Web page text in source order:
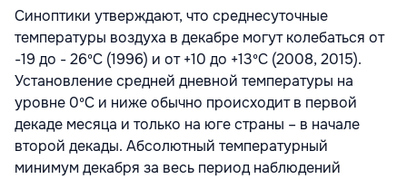
Синоптики утверждают, что среднесуточные
температуры воздуха в декабре могут колебаться от
-19 до - 26ºC (1996) и от +10 до +13ºC (2008, 2015).
Установление средней дневной температуры на
уровне 0ºC и ниже обычно происходит в первой
декаде месяца и только на юге страны – в начале
второй декады. Абсолютный температурный
минимум декабря за весь период наблюдений